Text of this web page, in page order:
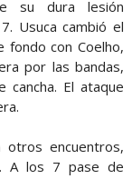
su dura lesión
Usuca cambió el
fondo con Coelho,
por las bandas,
El ataque
otros encuentros,
A los 7 pase de